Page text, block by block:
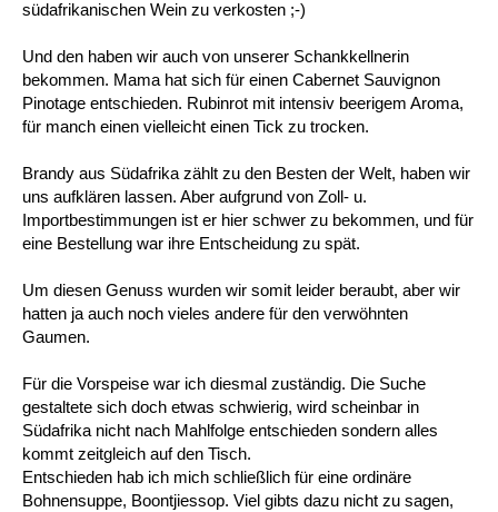
südafrikanischen Wein zu verkosten ;-)
Und den haben wir auch von unserer Schankkellnerin
bekommen. Mama hat sich für einen Cabernet Sauvignon
Pinotage entschieden. Rubinrot mit intensiv beerigem Aroma,
für manch einen vielleicht einen Tick zu trocken.
Brandy aus Südafrika zählt zu den Besten der Welt, haben wir
uns aufklären lassen. Aber aufgrund von Zoll- u.
Importbestimmungen ist er hier schwer zu bekommen, und für
eine Bestellung war ihre Entscheidung zu spät.
Um diesen Genuss wurden wir somit leider beraubt, aber wir
hatten ja auch noch vieles andere für den verwöhnten
Gaumen.
Für die Vorspeise war ich diesmal zuständig. Die Suche
gestaltete sich doch etwas schwierig, wird scheinbar in
Südafrika nicht nach Mahlfolge entschieden sondern alles
kommt zeitgleich auf den Tisch.
Entschieden hab ich mich schließlich für eine ordinäre
Bohnensuppe, Boontjiessop. Viel gibts dazu nicht zu sagen,